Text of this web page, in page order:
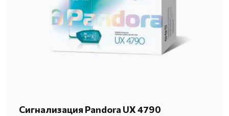
Сигнализация Pandora UX 4790